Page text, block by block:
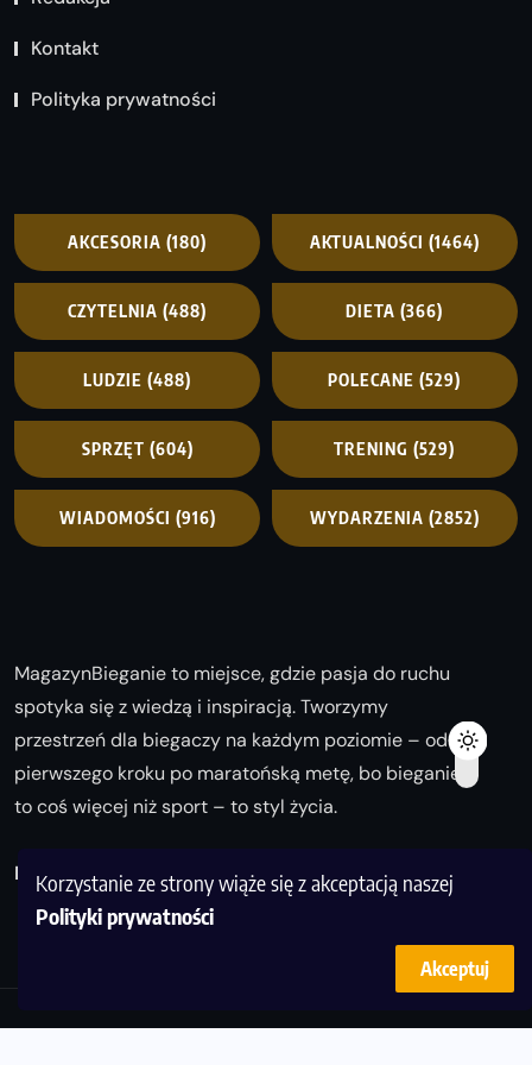
Korzystanie ze strony wiąże się z akceptacją naszej
Polityki prywatności
Akceptuj
Kontakt
Polityka prywatności
AKCESORIA (180) AKTUALNOŚCI (1464)
CZYTELNIA (488) DIETA (366)
LUDZIE (488) POLECANE (529)
SPRZĘT (604) TRENING (529)
WIADOMOŚCI (916) WYDARZENIA (2852)
MagazynBieganie to miejsce, gdzie pasja do ruchu
spotyka się z wiedzą i inspiracją. Tworzymy
przestrzeń dla biegaczy na każdym poziomie – od
pierwszego kroku po maratońską metę, bo bieganie
to coś więcej niż sport – to styl życia.
Biegaj z nami i odkrywaj swoją najlepszą wersję!